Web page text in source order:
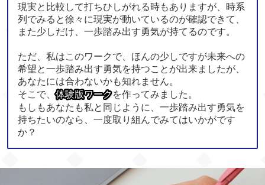
現実と比較して打ちひしがれる時もありますが、時系
列でみると徐々に現実が動いているのが確認できて、
また少しだけ、一歩踏み出す勇気が持てるのです。
ただ、私はこのワークで、ほんの少しですが未来への
希望と一歩踏み出す勇気を持つことが出来ましたが、
あなたには合わないかも知れません。
そこで、体験版ワークを作ってみました。
もしもあなたも私と同じように、一歩踏み出す勇気を
持ちたいのなら、一度取り組んでみてはいかがです
か？